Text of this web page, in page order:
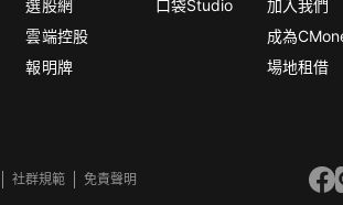
選股網
雲端控股
報明牌
口袋Studio
加入我們
成為
場地租借
社群規範 免責聲明